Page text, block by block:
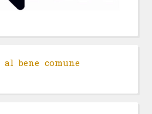
al bene comune